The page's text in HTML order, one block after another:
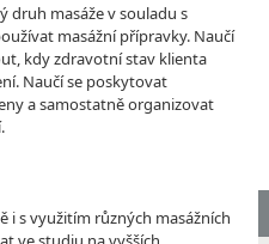
druh masáže v souladu s
masážní přípravky. Naučí
kdy zdravotní stav klienta
Naučí se poskytovat
a samostatně organizovat
i s využitím různých masážních